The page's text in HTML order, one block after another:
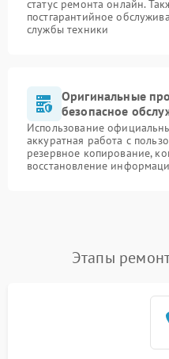
статус ремонта онлайн.
постгарантийное
службы техники
Оригинальные
безопасное
Использование
аккуратная работа с
резервное копирование,
восстановление
Этапы